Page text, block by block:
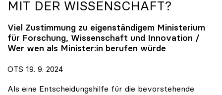
MIT DER WISSENSCHAFT?
Viel Zustimmung zu eigenständigem Ministerium
für Forschung, Wissenschaft und Innovation /
Wer wen als Minister:in berufen würde
OTS 19. 9. 2024
Als eine Entscheidungshilfe für die bevorstehende